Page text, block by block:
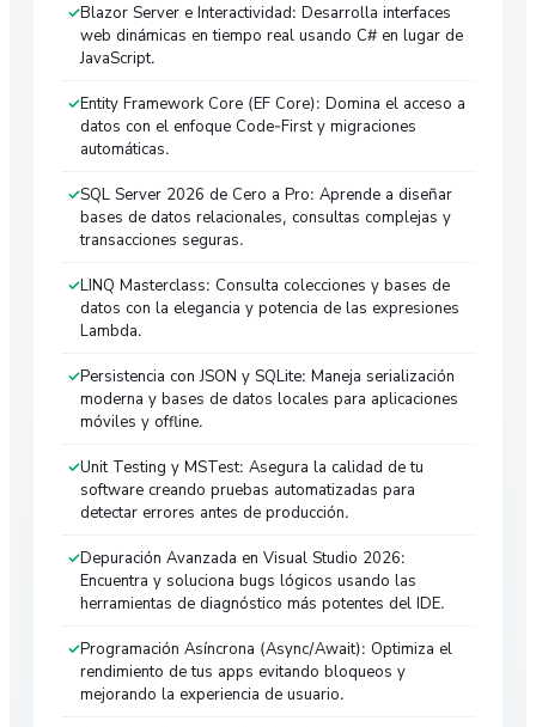
Blazor Server e Interactividad: Desarrolla interfaces
web dinámicas en tiempo real usando C# en lugar de
JavaScript.
Entity Framework Core (EF Core): Domina el acceso a
datos con el enfoque Code-First y migraciones
automáticas.
SQL Server 2026 de Cero a Pro: Aprende a diseñar
bases de datos relacionales, consultas complejas y
transacciones seguras.
LINQ Masterclass: Consulta colecciones y bases de
datos con la elegancia y potencia de las expresiones
Lambda.
Persistencia con JSON y SQLite: Maneja serialización
moderna y bases de datos locales para aplicaciones
móviles y offline.
Unit Testing y MSTest: Asegura la calidad de tu
software creando pruebas automatizadas para
detectar errores antes de producción.
Depuración Avanzada en Visual Studio 2026:
Encuentra y soluciona bugs lógicos usando las
herramientas de diagnóstico más potentes del IDE.
Programación Asíncrona (Async/Await): Optimiza el
rendimiento de tus apps evitando bloqueos y
mejorando la experiencia de usuario.